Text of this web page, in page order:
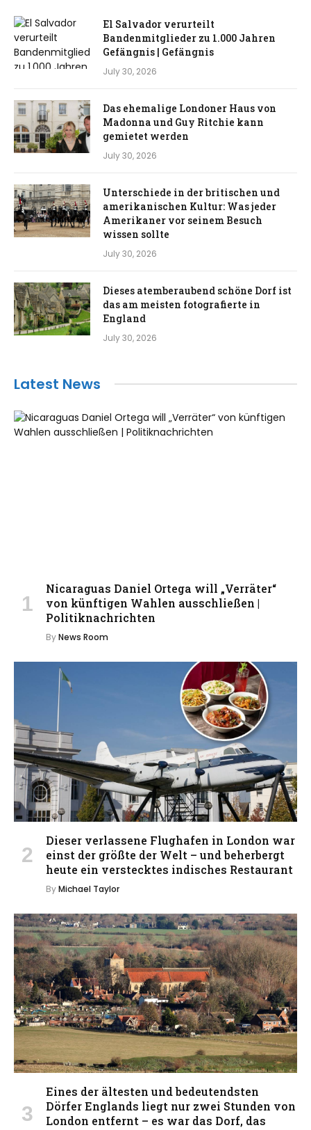
El Salvador verurteilt
Bandenmitglieder zu 1.000 Jahren
Gefängnis | Gefängnis
July 30, 2026
Das ehemalige Londoner Haus von
Madonna und Guy Ritchie kann
gemietet werden
July 30, 2026
Unterschiede in der britischen und
amerikanischen Kultur: Was jeder
Amerikaner vor seinem Besuch
wissen sollte
July 30, 2026
Dieses atemberaubend schöne Dorf ist
das am meisten fotografierte in
England
July 30, 2026
Latest News
Nicaraguas Daniel Ortega will „Verräter“
von künftigen Wahlen ausschließen |
Politiknachrichten
ByNews Room
Dieser verlassene Flughafen in London war
einst der größte der Welt – und beherbergt
heute ein verstecktes indisches Restaurant
ByMichael Taylor
Eines der ältesten und bedeutendsten
Dörfer Englands liegt nur zwei Stunden von
London entfernt – es war das Dorf, das